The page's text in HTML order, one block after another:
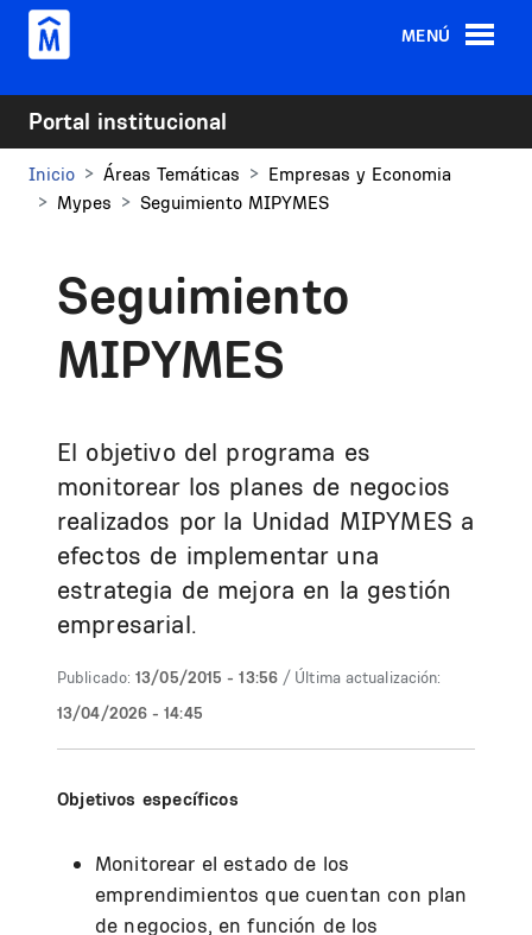
Pasar al contenido principal
MENÚ
Portal institucional
Inicio Áreas Temáticas
Empresas y Economia
Mypes
Seguimiento MIPYMES
Seguimiento
MIPYMES
El objetivo del programa es
monitorear los planes de negocios
realizados por la Unidad MIPYMES a
efectos de implementar una
estrategia de mejora en la gestión
empresarial.
Publicado: 13/05/2015 - 13:56 / Última actualización:
13/04/2026 - 14:45
Objetivos específicos
Monitorear el estado de los
emprendimientos que cuentan con plan
de negocios, en función de los